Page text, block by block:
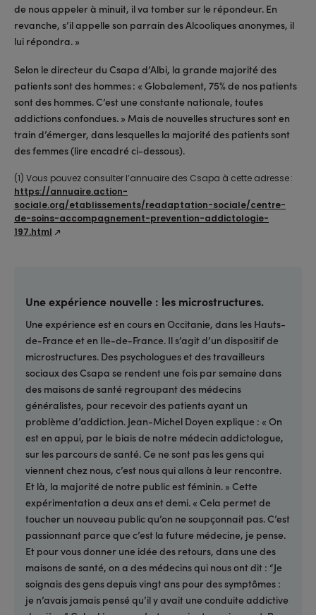
de nous appeler à minuit, il va tomber sur le répondeur. En
revanche, s’il appelle son parrain des Alcooliques anonymes, il
lui répondra. »
Selon le directeur du Csapa d’Albi, la grande majorité des
patients sont des hommes : « Globalement, 75% de nos patients
sont des hommes. C’est une constante nationale, toutes
addictions confondues. » Mais de nouvelles structures sont en
train d’émerger, dans lesquelles la majorité des patients sont
des femmes (lire encadré ci-dessous).
(1) Vous pouvez consulter l’annuaire des Csapa à cette adresse :
https://annuaire.action-
sociale.org/etablissements/readaptation-sociale/centre-
de-soins-accompagnement-prevention-addictologie-
197.html
Une expérience nouvelle : les microstructures.
Une expérience est en cours en Occitanie, dans les Hauts-
de-France et en Ile-de-France. Il s’agit d’un dispositif de
microstructures. Des psychologues et des travailleurs
sociaux des Csapa se rendent une fois par semaine dans
des maisons de santé regroupant des médecins
généralistes, pour recevoir des patients ayant un
problème d’addiction. Jean-Michel Doyen explique : « On
est en appui, par le biais de notre médecin addictologue,
sur les parcours de santé. Ce ne sont pas les gens qui
viennent chez nous, c’est nous qui allons à leur rencontre.
Et là, la majorité de notre public est féminin. » Cette
expérimentation a deux ans et demi. « Cela permet de
toucher un nouveau public qu’on ne soupçonnait pas. C’est
passionnant parce que c’est la future médecine, je pense.
Et pour vous donner une idée des retours, dans une des
maisons de santé, on a des médecins qui nous ont dit : “Je
soignais des gens depuis vingt ans pour des symptômes :
je n’avais jamais pensé qu’il y avait une conduite addictive